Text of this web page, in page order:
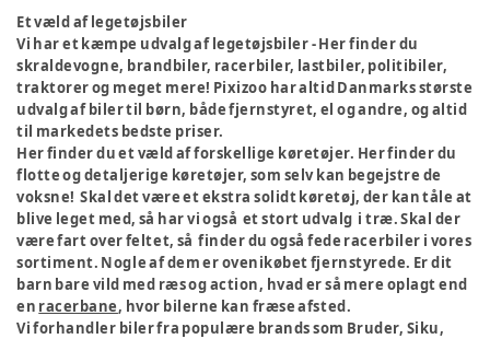
Et væld af legetøjsbiler
Vi har et kæmpe udvalg af legetøjsbiler - Her finder du
skraldevogne, brandbiler, racerbiler, lastbiler, politibiler,
traktorer og meget mere! Pixizoo har altid Danmarks største
udvalg af biler til børn, både fjernstyret, el og andre, og altid
til markedets bedste priser.
Her finder du et væld af forskellige køretøjer. Her finder du
flotte og detaljerige køretøjer, som selv kan begejstre de
voksne! Skal det være et ekstra solidt køretøj, der kan tåle at
blive leget med, så har vi også et stort udvalg i træ. Skal der
være fart over feltet, så finder du også fede racerbiler i vores
sortiment. Nogle af dem er ovenikøbet fjernstyrede. Er dit
barn bare vild med ræs og action, hvad er så mere oplagt end
en racerbane, hvor bilerne kan fræse afsted.
Vi forhandler biler fra populære brands som Bruder, Siku,